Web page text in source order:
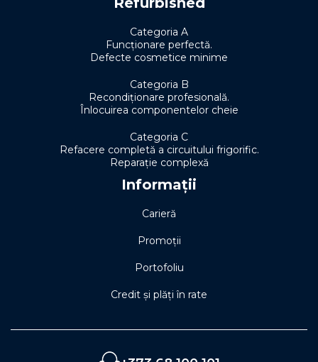
Categoria A
Funcționare perfectă.
Defecte cosmetice minime
Categoria B
Recondiționare profesională.
Înlocuirea componentelor cheie
Categoria C
Refacere completă a circuitului frigorific.
Reparație complexă
Informații
Carieră
Promoții
Portofoliu
Credit și plăți în rate